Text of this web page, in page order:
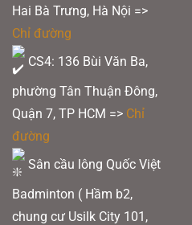
Hai Bà Trưng, Hà Nội =>
Chỉ đường
CS4: 136 Bùi Văn Ba,
phường Tân Thuận Đông,
Quận 7, TP HCM => Chỉ
đường
Sân cầu lông Quốc Việt
Badminton ( Hầm b2,
chung cư Usilk City 101,